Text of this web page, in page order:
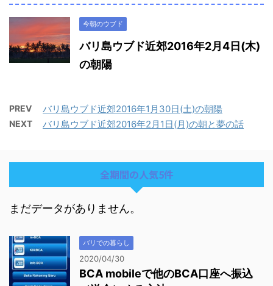
今朝のウブド
バリ島ウブド近郊2016年2月4日(木)
の朝陽
PREV バリ島ウブド近郊2016年1月30日(土)の朝陽
NEXT バリ島ウブド近郊2016年2月1日(月)の朝と夢の話
全期間の人気5件
まだデータがありません。
バリでの暮らし
2020/04/30
BCA mobileで他のBCA口座へ振込